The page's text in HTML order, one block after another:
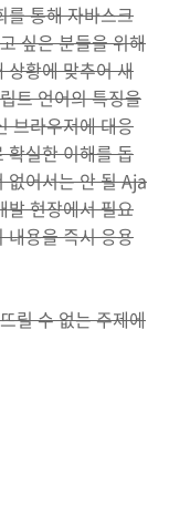
를 통해 자바스크
싶은 분들을 위해
상황에 맞추어 새
트 언어의 특징을
브라우저에 대응
확실한 이해를 돕
없어서는 안 될 Aja
현장에서 필요
내용을 즉시 응용
릴 수 없는 주제에